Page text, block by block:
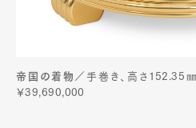
帝国の着物 ／手巻き、高さ152.35
￥39,690,000